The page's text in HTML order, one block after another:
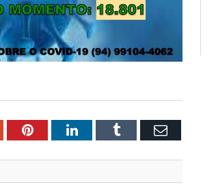
PinterestLinkedInTumblr Email